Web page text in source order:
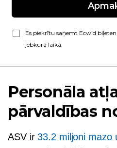
Es piekrītu saņemt Ecwid
jebkurā laikā.
Personāla
pārvaldības
ASV ir33.2 miljoni mazo